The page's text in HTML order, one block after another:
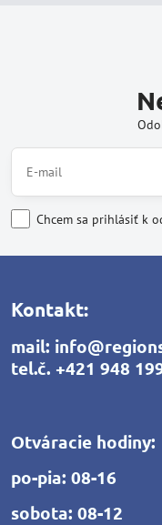
Chcem sa prihlásiť k
Kontakt:
mail:
tel.č. +421 948
Otváracie hodiny:
po-pia: 08-16
sobota: 08-12